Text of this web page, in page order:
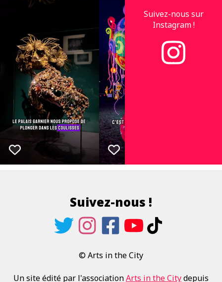
Suivez-nous sur
Instagram !
Suivez-nous !
© Arts in the City
Un site édité par l'associationArts in the Citydepuis